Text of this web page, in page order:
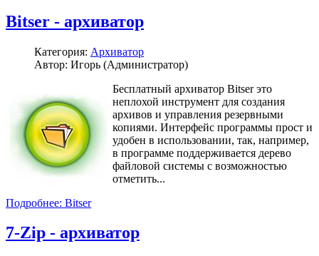
Bitser - архиватор
Категория: Архиватор
Автор: Игорь (Администратор)
Бесплатный архиватор Bitser это
неплохой инструмент для создания
архивов и управления резервными
копиями. Интерфейс программы прост и
удобен в использовании, так, например,
в программе поддерживается дерево
файловой системы с возможностью
отметить...
Подробнее: Bitser
7-Zip - архиватор